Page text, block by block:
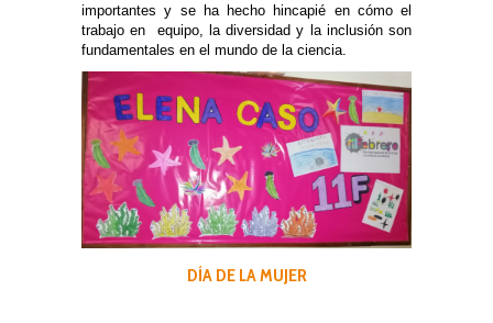
importantes y se ha hecho hincapié en cómo el
trabajo en equipo, la diversidad y la inclusión son
fundamentales en el mundo de la ciencia.
DÍA DE LA MUJER